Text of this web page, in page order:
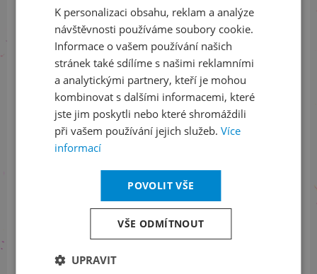
Sledujte nás na sociálních sítích
LinkedIn
flickr
Informace o stavu objednávek
+420 461 049 232
Informace o programu
+420 257 310 414
ENGLISH
K personalizaci obsahu, reklam a analýze
návštěvnosti používáme soubory cookie.
Informace o vašem používání našich
stránek také sdílíme s našimi reklamními
a analytickými partnery, kteří je mohou
kombinovat s dalšími informacemi, které
jste jim poskytli nebo které shromáždili
při vašem používání jejich služeb. Více
informací
POVOLIT VŠE
VŠE ODMÍTNOUT
UPRAVIT